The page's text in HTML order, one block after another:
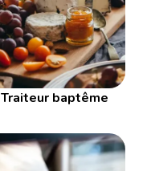
Traiteur baptême